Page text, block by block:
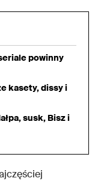
powinny
kasety, dissy i
susk, Bisz i